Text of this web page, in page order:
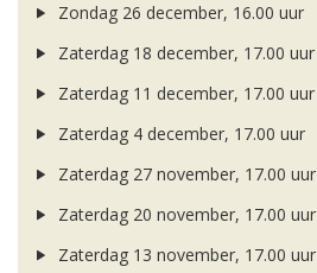
Zondag 26 december, 16.00 uur
Zaterdag 18 december, 17.00 uur
Zaterdag 11 december, 17.00 uur
Zaterdag 4 december, 17.00 uur
Zaterdag 27 november, 17.00 uur
Zaterdag 20 november, 17.00 uur
Zaterdag 13 november, 17.00 uur